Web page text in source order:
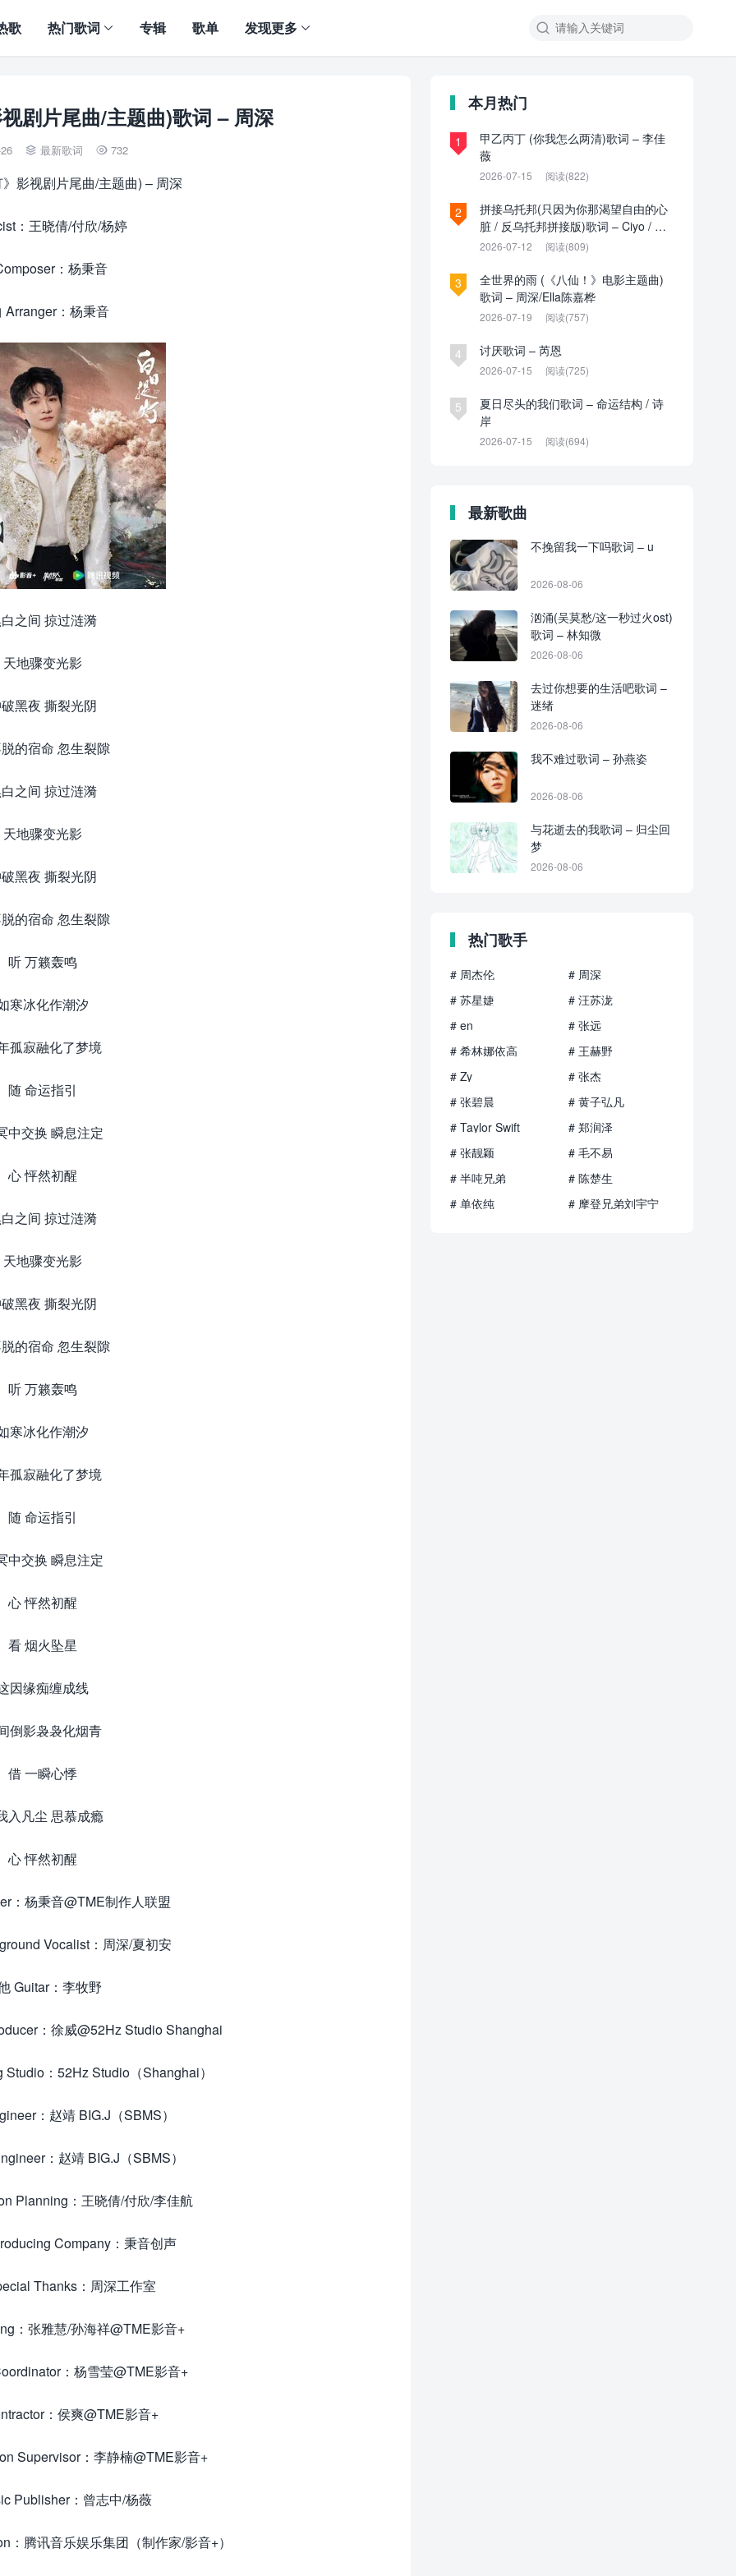

歌 热门歌词 专辑 歌单 发现更多
剧片尾曲/主题曲)歌词 – 周深
 最新歌词  732
影视剧片尾曲/主题曲) – 周深
：王晓倩/付欣/杨婷
：杨秉音
Arranger：杨秉音
之间 掠过涟漪
天地骤变光影
黑夜 撕裂光阴
的宿命 忽生裂隙
之间 掠过涟漪
天地骤变光影
黑夜 撕裂光阴
的宿命 忽生裂隙
听 万籁轰鸣
寒冰化作潮汐
孤寂融化了梦境
随 命运指引
中交换 瞬息注定
心 怦然初醒
之间 掠过涟漪
天地骤变光影
黑夜 撕裂光阴
的宿命 忽生裂隙
听 万籁轰鸣
寒冰化作潮汐
孤寂融化了梦境
随 命运指引
中交换 瞬息注定
心 怦然初醒
看 烟火坠星
因缘痴缠成线
倒影袅袅化烟青
借 一瞬心悸
入凡尘 思慕成瘾
心 怦然初醒
：杨秉音@TME制作人联盟
Vocalist：周深/夏初安
Guitar：李牧野
：徐威@52Hz Studio Shanghai
：52Hz Studio（Shanghai）
：赵靖 BIG.J（SBMS）
：赵靖 BIG.J（SBMS）
Planning：王晓倩/付欣/李佳航
Company：秉音创声
Thanks：周深工作室
：张雅慧/孙海祥@TME影音+
：杨雪莹@TME影音+
：侯爽@TME影音+
Supervisor：李静楠@TME影音+
Publisher：曾志中/杨薇
：腾讯音乐娱乐集团（制作家/影音+）
本月热门
1
甲乙丙丁 (你我怎么两清)歌词 – 李佳
薇
2026-07-15 阅读(822)
2
拼接乌托邦(只因为你那渴望自由的心
脏 / 反乌托邦拼接版)歌词 – Ciyo / 见
过夏天P / 乌托邦P
2026-07-12 阅读(809)
3
全世界的雨 (《八仙！》电影主题曲)
歌词 – 周深/Ella陈嘉桦
2026-07-19 阅读(757)
4 讨厌歌词 – 芮恩
2026-07-15 阅读(725)
5
夏日尽头的我们歌词 – 命运结构 / 诗
岸
2026-07-15 阅读(694)
最新歌曲
不挽留我一下吗歌词 – u
2026-08-06
汹涌(吴莫愁/这一秒过火ost)
歌词 – 林知微
2026-08-06
去过你想要的生活吧歌词 –
迷绪
2026-08-06
我不难过歌词 – 孙燕姿
2026-08-06
与花逝去的我歌词 – 归尘回
梦
2026-08-06
热门歌手
# 周杰伦
# 周深
# 苏星婕
# 汪苏泷
# en
# 张远
# 希林娜依高
# 王赫野
# Zy
# 张杰
# 张碧晨
# 黄子弘凡
# Taylor Swift
# 郑润泽
# 张靓颖
# 毛不易
# 半吨兄弟
# 陈楚生
# 单依纯
# 摩登兄弟刘宇宁